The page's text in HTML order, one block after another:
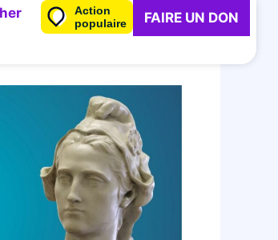
Action
populaire
FAIRE UN DON